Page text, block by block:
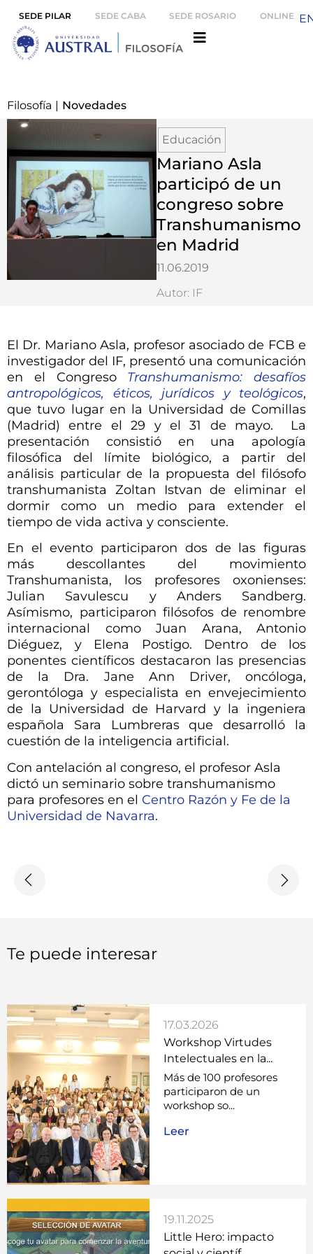
SEDE PILAR SEDE CABA SEDE ROSARIO ONLINE
Filosofía | Novedades
Educación
Mariano Asla
participó de un
congreso sobre
Transhumanismo
en Madrid
11.06.2019
Autor: IF
El Dr. Mariano Asla, profesor asociado de FCB e
investigador del IF, presentó una comunicación
en el Congreso Transhumanismo: desafíos
antropológicos, éticos, jurídicos y teológicos,
que tuvo lugar en la Universidad de Comillas
(Madrid) entre el 29 y el 31 de mayo. La
presentación consistió en una apología
filosófica del límite biológico, a partir del
análisis particular de la propuesta del filósofo
transhumanista Zoltan Istvan de eliminar el
dormir como un medio para extender el
tiempo de vida activa y consciente.
En el evento participaron dos de las figuras
más descollantes del movimiento
Transhumanista, los profesores oxonienses:
Julian Savulescu y Anders Sandberg.
Asímismo, participaron filósofos de renombre
internacional como Juan Arana, Antonio
Diéguez, y Elena Postigo. Dentro de los
ponentes científicos destacaron las presencias
de la Dra. Jane Ann Driver, oncóloga,
gerontóloga y especialista en envejecimiento
de la Universidad de Harvard y la ingeniera
española Sara Lumbreras que desarrolló la
cuestión de la inteligencia artificial.
Con antelación al congreso, el profesor Asla
dictó un seminario sobre transhumanismo
para profesores en el Centro Razón y Fe de la
Universidad de Navarra.
Te puede interesar
17.03.2026
Workshop Virtudes
Intelectuales en la...
Más de 100 profesores
participaron de un
workshop so...
Leer
19.11.2025
Little Hero: impacto